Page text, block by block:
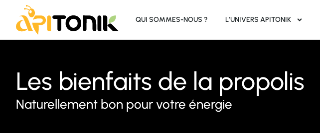
QUI SOMMES-NOUS ? L’UNIVERS APITONIK
Les bienfaits de la propolis
Naturellement bon pour votre énergie